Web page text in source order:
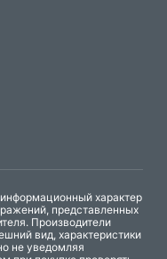
характер
представленных
Производители
вид, характеристики
не уведомляя